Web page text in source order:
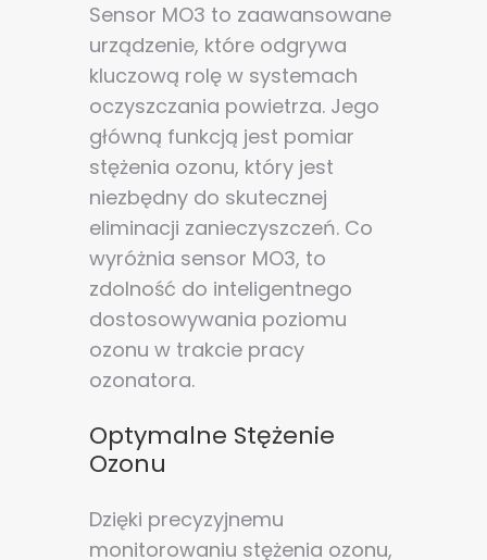
Sensor MO3 to zaawansowane
urządzenie, które odgrywa
kluczową rolę w systemach
oczyszczania powietrza. Jego
główną funkcją jest pomiar
stężenia ozonu, który jest
niezbędny do skutecznej
eliminacji zanieczyszczeń. Co
wyróżnia sensor MO3, to
zdolność do inteligentnego
dostosowywania poziomu
ozonu w trakcie pracy
ozonatora.
Optymalne Stężenie
Ozonu
Dzięki precyzyjnemu
monitorowaniu stężenia ozonu,